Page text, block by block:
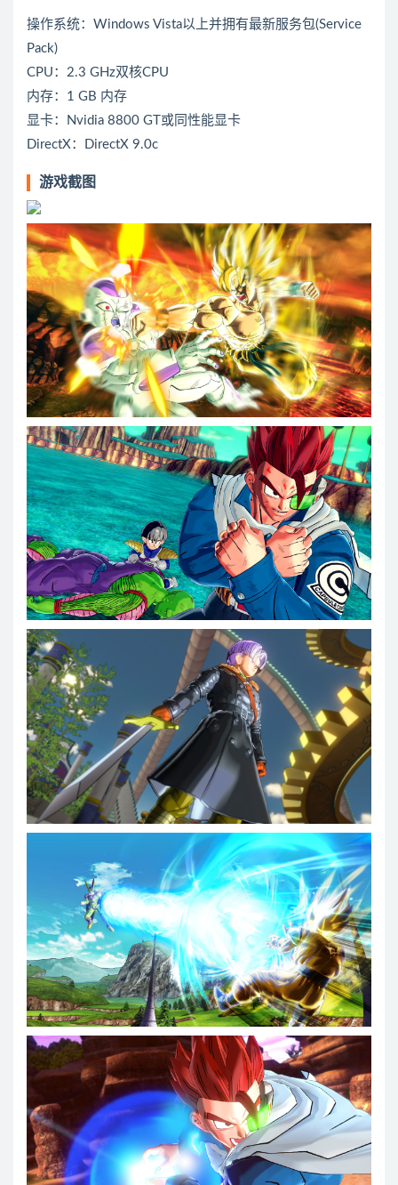
操作系统：Windows Vista以上并拥有最新服务包(Service
Pack)
CPU：2.3 GHz双核CPU
内存：1 GB 内存
显卡：Nvidia 8800 GT或同性能显卡
DirectX：DirectX 9.0c
游戏截图